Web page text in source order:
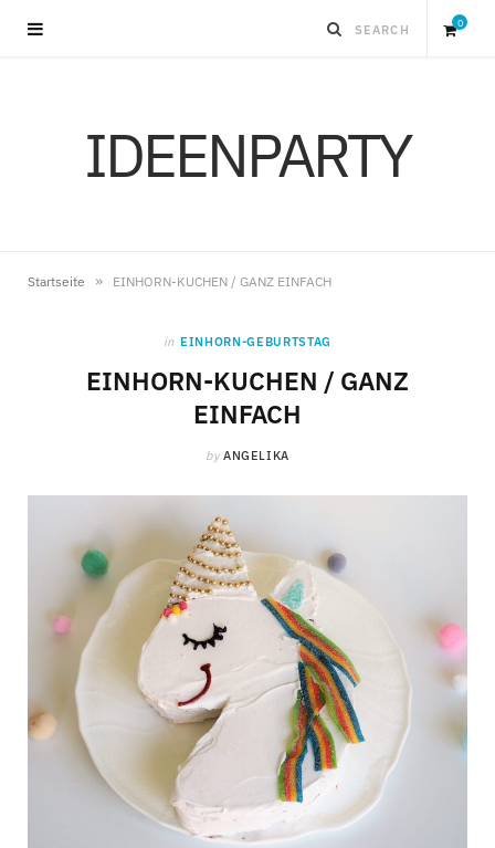
0
r
IDEENPARTY
Startseite » EINHORN-KUCHEN / GANZ EINFACH
in EINHORN-GEBURTSTAG
EINHORN-KUCHEN / GANZ
EINFACH
by ANGELIKA